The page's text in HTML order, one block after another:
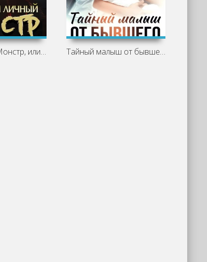
Мой личный Монстр, или Чувства на грани Тайный малыш от бывшего - Дана Стар